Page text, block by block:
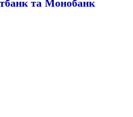
та Монобанк